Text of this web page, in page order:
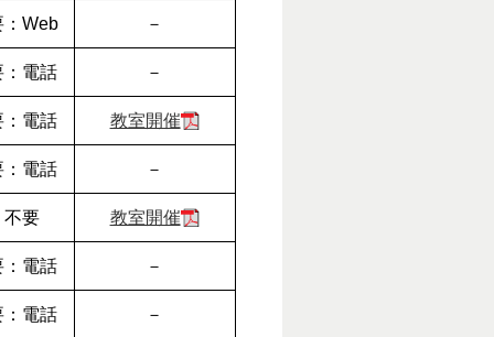
：Web －
：電話 －
：電話 教室開催
：電話 －
不要 教室開催
：電話 －
：電話 －